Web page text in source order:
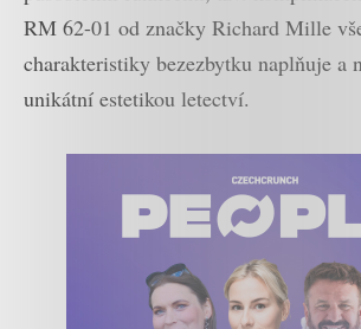
RM 62-01 od značky Richard Mille
charakteristiky bezezbytku naplňuje a
unikátní estetikou letectví.